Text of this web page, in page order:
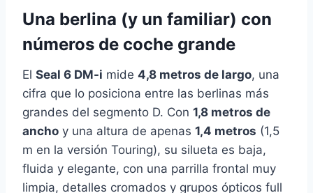
Una berlina (y un familiar) con
números de coche grande
El Seal 6 DM-i mide 4,8 metros de largo, una
cifra que lo posiciona entre las berlinas más
grandes del segmento D. Con 1,8 metros de
ancho y una altura de apenas 1,4 metros (1,5
m en la versión Touring), su silueta es baja,
fluida y elegante, con una parrilla frontal muy
limpia, detalles cromados y grupos ópticos full